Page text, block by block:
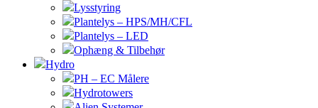
Lysstyring
Plantelys – HPS/MH/CFL
Plantelys – LED
Ophæng & Tilbehør
Hydro
PH – EC Målere
Hydrotowers